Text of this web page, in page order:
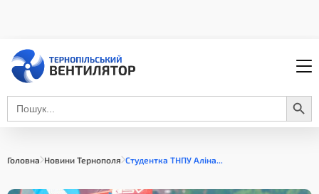
Search
for:
Search Button
Головна Новини Тернополя Студентка ТНПУ Аліна...